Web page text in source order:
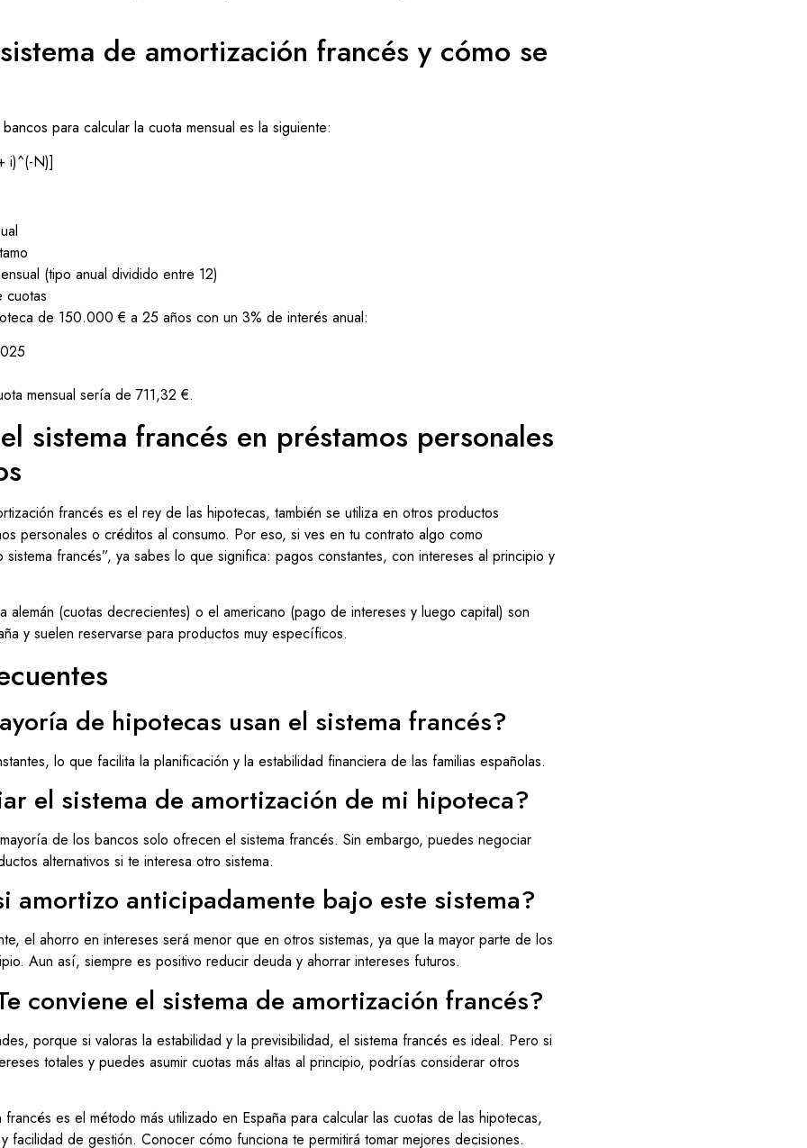
de amortización francés y cómo se
para calcular la cuota mensual es la siguiente:
i)^(-N)]
(tipo anual dividido entre 12)
cuotas
de 150.000 € a 25 años con un 3% de interés anual:
mensual sería de 711,32 €.
sistema francés en préstamos personales
francés es el rey de las hipotecas, también se utiliza en otros productos
personales o créditos al consumo. Por eso, si ves en tu contrato algo como
sistema francés”, ya sabes lo que significa: pagos constantes, con intereses al principio y
alemán (cuotas decrecientes) o el americano (pago de intereses y luego capital) son
y suelen reservarse para productos muy específicos.
de hipotecas usan el sistema francés?
lo que facilita la planificación y la estabilidad financiera de las familias españolas.
el sistema de amortización de mi hipoteca?
de los bancos solo ofrecen el sistema francés. Sin embargo, puedes negociar
alternativos si te interesa otro sistema.
amortizo anticipadamente bajo este sistema?
el ahorro en intereses será menor que en otros sistemas, ya que la mayor parte de los
Aun así, siempre es positivo reducir deuda y ahorrar intereses futuros.
conviene el sistema de amortización francés?
porque si valoras la estabilidad y la previsibilidad, el sistema francés es ideal. Pero si
totales y puedes asumir cuotas más altas al principio, podrías considerar otros
francés es el método más utilizado en España para calcular las cuotas de las hipotecas,
facilidad de gestión. Conocer cómo funciona te permitirá tomar mejores decisiones.